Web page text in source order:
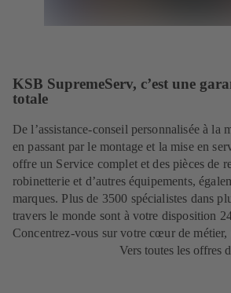
KSB SupremeServ, c’est une
totale
De l’assistance-conseil personnalisée à la
en passant par le montage et la mise en
offre un Service complet et des pièces de
robinetterie et d’autres équipements,
marques. Plus de 3500 spécialistes dans
travers le monde sont à votre disposition
Concentrez-vous sur votre cœur de métier,
Vers toutes les offres